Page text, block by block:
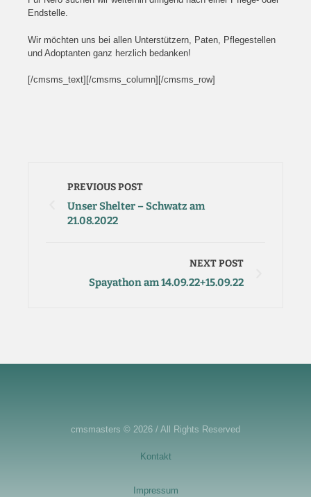
Endstelle.
Wir möchten uns bei allen Unterstützern, Paten, Pflegestellen
und Adoptanten ganz herzlich bedanken!
[/cmsms_text][/cmsms_column][/cmsms_row]
PREVIOUS POST
Unser Shelter – Schwatz am
21.08.2022
NEXT POST
Spayathon am 14.09.22+15.09.22
cmsmasters © 2026 / All Rights Reserved
Kontakt
Impressum